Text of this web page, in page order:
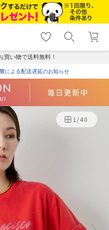
shopping_cart lock_outline
ログイン
い物で送料無料！
による配送遅延のお知らせ
1/40